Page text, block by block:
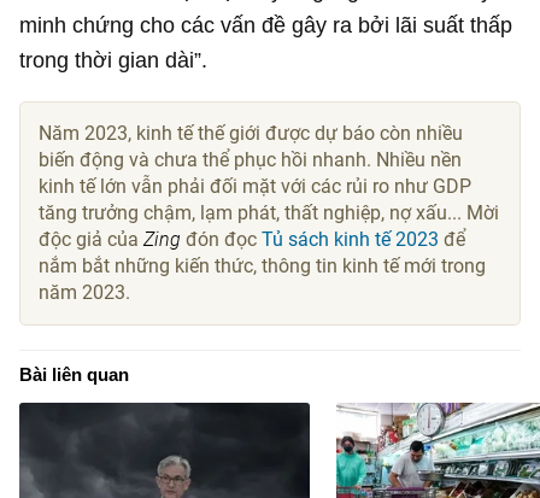
minh chứng cho các vấn đề gây ra bởi lãi suất thấp
trong thời gian dài”.
Năm 2023, kinh tế thế giới được dự báo còn nhiều
biến động và chưa thể phục hồi nhanh. Nhiều nền
kinh tế lớn vẫn phải đối mặt với các rủi ro như GDP
tăng trưởng chậm, lạm phát, thất nghiệp, nợ xấu... Mời
độc giả củaZing đón đọcTủ sách kinh tế 2023 để
nắm bắt những kiến thức, thông tin kinh tế mới trong
năm 2023.
Bài liên quan